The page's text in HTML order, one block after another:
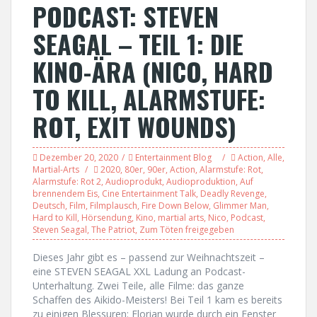
PODCAST: STEVEN
SEAGAL – TEIL 1: DIE
KINO-ÄRA (NICO, HARD
TO KILL, ALARMSTUFE:
ROT, EXIT WOUNDS)
Dezember 20, 2020 Entertainment Blog Action, Alle,
Martial-Arts
2020, 80er, 90er, Action, Alarmstufe: Rot,
Alarmstufe: Rot 2, Audioprodukt, Audioproduktion, Auf
brennendem Eis, Cine Entertainment Talk, Deadly Revenge,
Deutsch, Film, Filmplausch, Fire Down Below, Glimmer Man,
Hard to Kill, Hörsendung, Kino, martial arts, Nico, Podcast,
Steven Seagal, The Patriot, Zum Töten freigegeben
Dieses Jahr gibt es – passend zur Weihnachtszeit –
eine STEVEN SEAGAL XXL Ladung an Podcast-
Unterhaltung. Zwei Teile, alle Filme: das ganze
Schaffen des Aikido-Meisters! Bei Teil 1 kam es bereits
zu einigen Blessuren: Florian wurde durch ein Fenster